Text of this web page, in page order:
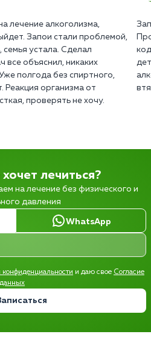
лечение алкоголизма,
Запои стали проблемой,
устала. Сделал
все объяснил, никаких
полгода без спиртного,
Реакция организма от
проверять не хочу.
лечиться?
на лечение без физического и
давления
WhatsApp
конфиденциальности и даю свое Согласие